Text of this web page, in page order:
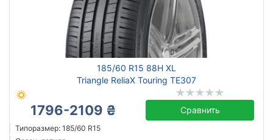
185/60 R15 88H XL
Triangle ReliaX Touring TE307
1796-2109 ₴ Сравнить
Типоразмер: 185/60 R15